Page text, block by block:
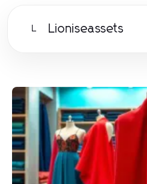
L Lioniseassets